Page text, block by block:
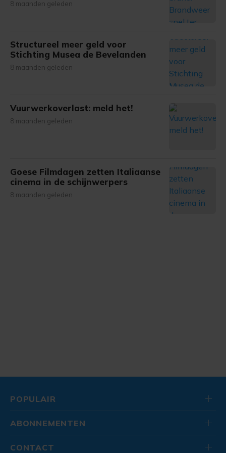
8 maanden geleden
Structureel meer geld voor
Stichting Musea de Bevelanden
8 maanden geleden
Vuurwerkoverlast: meld het!
8 maanden geleden
Goese Filmdagen zetten Italiaanse
cinema in de schijnwerpers
8 maanden geleden
POPULAIR
ABONNEMENTEN
CONTACT